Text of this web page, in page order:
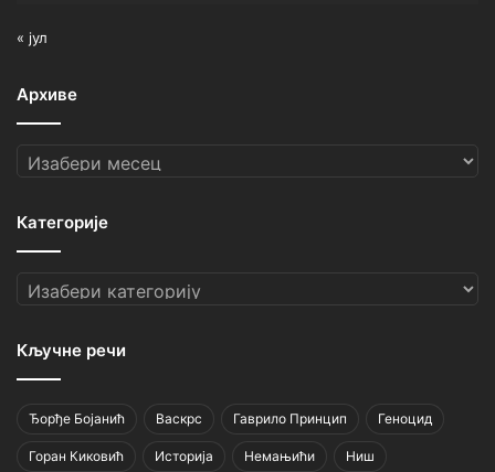
« јул
Архиве
Архиве
Категорије
Категорије
Кључне речи
Ђорђе Бојанић Васкрс Гаврило Принцип Геноцид
Горан Киковић Историја Немањићи Ниш